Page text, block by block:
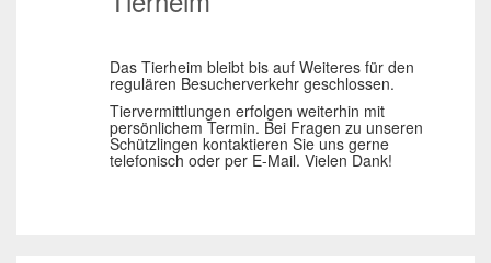
Das Tierheim bleibt bis auf Weiteres für den
regulären Besucherverkehr geschlossen.
Tiervermittlungen erfolgen weiterhin mit
persönlichem Termin. Bei Fragen zu unseren
Schützlingen kontaktieren Sie uns gerne
telefonisch oder per E-Mail. Vielen Dank!